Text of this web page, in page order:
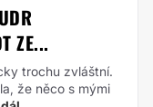
ZE...
trochu zvláštní.
že něco s mými